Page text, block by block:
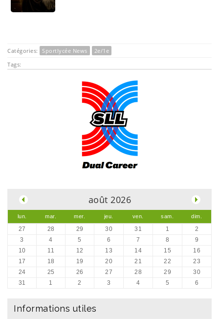
Catégories: Sportlycée News
2e/1e
Tags:
août 2026
lun. mar. mer. jeu. ven. sam. dim.
27 28 29 30 31 1
2
3
4 5 6 7 8
9
10
11 12 13 14 15
16
17
18 19 20 21 22
23
24
25 26 27 28 29
30
31
1 2 3 4 5 6
Informations utiles